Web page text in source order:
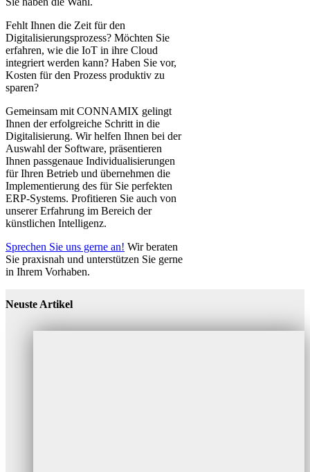
Fehlt Ihnen die Zeit für den
Digitalisierungsprozess? Möchten Sie
erfahren, wie die IoT in ihre Cloud
integriert werden kann? Haben Sie vor,
Kosten für den Prozess produktiv zu
sparen?
Gemeinsam mit CONNAMIX gelingt
Ihnen der erfolgreiche Schritt in die
Digitalisierung. Wir helfen Ihnen bei der
Auswahl der Software, präsentieren
Ihnen passgenaue Individualisierungen
für Ihren Betrieb und übernehmen die
Implementierung des für Sie perfekten
ERP-Systems. Profitieren Sie auch von
unserer Erfahrung im Bereich der
künstlichen Intelligenz.
Sprechen Sie uns gerne an! Wir beraten
Sie praxisnah und unterstützen Sie gerne
in Ihrem Vorhaben.
Neuste Artikel